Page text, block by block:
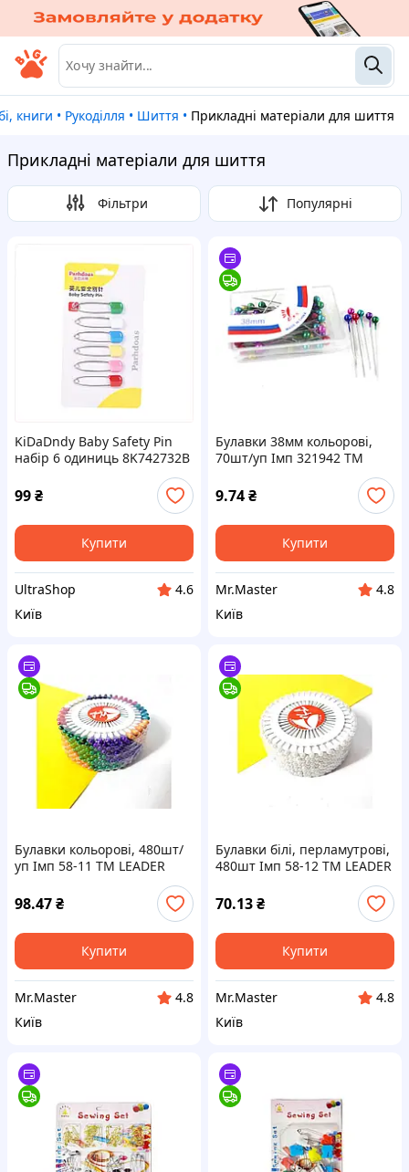
книги • Рукоділля • Шиття • Прикладні матеріали для шиття
Прикладні матеріали для шиття
Фільтри Популярні
KiDaDndy Baby Safety Pin
набір 6 одиниць 8K742732B
99₴
Купити
UltraShop
4.6
Київ
Булавки 38мм кольорові,
70шт/уп Імп 321942 ТМ
9.74₴
Купити
Mr.Master
4.8
Київ
Булавки кольорові, 480шт/
уп Імп 58-11 ТМ LEADER
98.47₴
Купити
Mr.Master
4.8
Київ
Булавки білі, перламутрові,
480шт Імп 58-12 ТМ LEADER
70.13₴
Купити
Mr.Master
4.8
Київ